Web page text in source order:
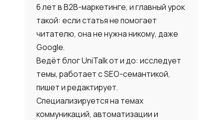
6 лет в B2B-маркетинге, и главный урок
такой: если статья не помогает
читателю, она не нужна никому, даже
Google.
Ведёт блог UniTalk от и до: исследует
темы, работает с SEO-семантикой,
пишет и редактирует.
Специализируется на темах
коммуникаций, автоматизации и